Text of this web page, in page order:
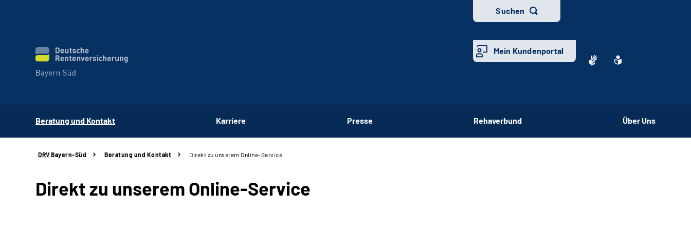
Suchen
Mein Kundenportal
Beratung und Kontakt Karriere Presse Rehaverbund Über Uns
DRV Bayern-Süd Beratung und Kontakt Direkt zu unserem Online-Service
Direkt zu unserem Online-Service